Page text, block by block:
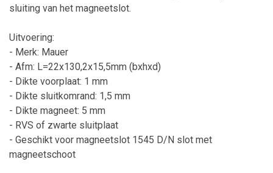
sluiting van het magneetslot.
Uitvoering:
- Merk: Mauer
- Afm: L=22x130,2x15,5mm (bxhxd)
- Dikte voorplaat: 1 mm
- Dikte sluitkomrand: 1,5 mm
- Dikte magneet: 5 mm
- RVS of zwarte sluitplaat
- Geschikt voor magneetslot 1545 D/N slot met
magneetschoot